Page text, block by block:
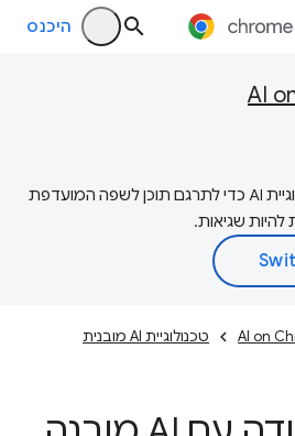
היכנס
AI
‫Google משתמשת בטכנולוגיית AI כדי לתרגם תוכן לשפה המועדפת
להיות שגיאות.
AI on טכנולוגיית AI מובנית